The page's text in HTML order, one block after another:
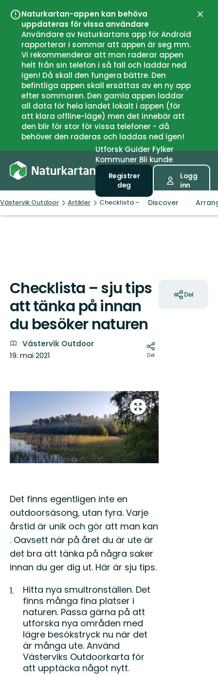
Naturkartan-appen kan behöva
uppdateras för vissa användare
Användare av Naturkartans app för Android
rapporterar i sommar att appen är seg mm.
Vi rekommenderar att man raderar appen
helt från sin telefon i så fall och laddar ned
igen! Då skall den fungera bättre. Den
befintliga appen skall ersättas av en ny app
efter sommaren. Den gamla appen laddar
all data för hela landet lokalt i appen (för
att klara offline-läge) men det innebär att
den blir för stor för vissa telefoner - då
behöver den raderas och laddas ned igen!
Lukk
UtforskGuiderFylker
Kommuner Bli kunde
Registrer
deg
Logg
inn
Västervik Outdoor Artikler Checklista – sju tips att tänka på
Discover
Checklista – sju tips
att tänka på innan
du besöker naturen
Västervik Outdoor
19. mai 2021
Del
Gå
til
fullskjerm
Det finns egentligen inte en
outdoorsäsong, utan fyra. Varje
årstid är unik och gör att man kan
. Oavsett när på året du är ute är
det bra att tänka på några saker
innan du ger dig ut. Här är sju tips.
Hitta nya smultronställen. Det
finns många fina platser i
naturen. Passa gärna på att
utforska nya områden med
lägre besökstryck nu när det
är många ute. Använd
Västerviks Outdoorkarta för
att upptäcka något nytt.
Del